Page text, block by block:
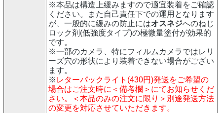
※本品は構造上緩みますので適宜装着をご確認
ください。また自己責任下での運用となります
が、一般的に緩みの防止にはオスネジへのねじ
ロック剤(低強度タイプ)の極微量塗付が効果的
です。
※一部のカメラ、特にフィルムカメラではレリ
ーズ穴の形状により装着できない場合がござい
ます。
※ レターパックライト(430円)発送をご希望の
場合はご注文時に＜備考欄＞にてお知らせくだ
さい。＜本品のみの注文に限り＞別途発送方法
の変更を対応させていただきます。